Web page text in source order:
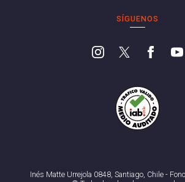
SÍGUENOS
Inés Matte Urrejola 0848, Santiago, Chile -